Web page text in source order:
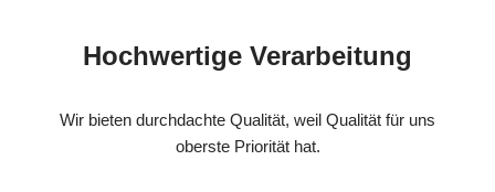
Hochwertige Verarbeitung
Wir bieten durchdachte Qualität, weil Qualität für uns
oberste Priorität hat.